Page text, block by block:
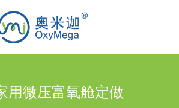
用微压富氧舱定做